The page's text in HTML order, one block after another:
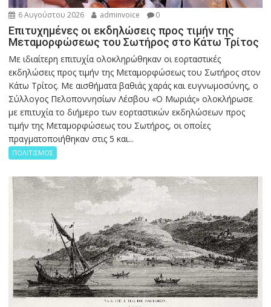
6 Αυγούστου 2026 adminvoice 0
Επιτυχημένες οι εκδηλώσεις προς τιμήν της
Μεταμορφώσεως του Σωτήρος στο Κάτω Τρίτος
Με ιδιαίτερη επιτυχία ολοκληρώθηκαν οι εορταστικές
εκδηλώσεις προς τιμήν της Μεταμορφώσεως του Σωτήρος στον
Κάτω Τρίτος. Με αισθήματα βαθιάς χαράς και ευγνωμοσύνης, ο
Σύλλογος Πελοποννησίων Λέσβου «Ο Μωριάς» ολοκλήρωσε
με επιτυχία το διήμερο των εορταστικών εκδηλώσεων προς
τιμήν της Μεταμορφώσεως του Σωτήρος, οι οποίες
πραγματοποιήθηκαν στις 5 και...
ΠΟΛΙΤΙΣΜΟΣ